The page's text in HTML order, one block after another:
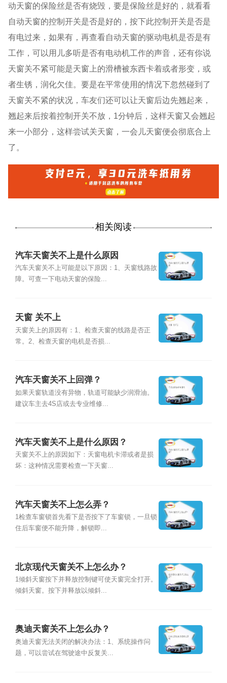
动天窗的保险丝是否有烧毁，要是保险丝是好的，就看看
自动天窗的控制开关是否是好的，按下此控制开关是否是
有电过来，如果有，再查看自动天窗的驱动电机是否是有
工作，可以用儿多听是否有电动机工作的声音，还有你说
天窗关不紧可能是天窗上的滑槽被东西卡着或者形变，或
者生锈，润化欠佳。要是在平常使用的情况下忽然碰到了
天窗关不紧的状况，车友们还可以让天窗后边先翘起来，
翘起来后按着控制开关不放，1分钟后，这样天窗又会翘起
来一小部分，这样尝试关天窗，一会儿天窗便会彻底合上
了。
相关阅读
汽车天窗关不上是什么原因
汽车天窗关不上可能是以下原因：1、天窗线路故
障。可查一下电动天窗的保险...
天窗 关不上
天窗关上的原因有：1、检查天窗的线路是否正
常。2、检查天窗的电机是否损...
汽车天窗关不上回弹？
如果天窗轨道没有异物，轨道可能缺少润滑油。
建议车主去4S店或去专业维修...
汽车天窗关不上是什么原因？
天窗关不上的原因如下：天窗电机卡滞或者是损
坏：这种情况需要检查一下天窗...
汽车天窗关不上怎么弄？
1检查车窗锁首先看下是否按下了车窗锁，一旦锁
住后车窗便不能升降，解锁即...
北京现代天窗关不上怎么办？
1倾斜天窗按下并释放控制键可使天窗完全打开。
倾斜天窗。按下并释放以倾斜...
奥迪天窗关不上怎么办？
奥迪天窗无法关闭的解决办法：1、系统操作问
题，可以尝试在驾驶途中反复关...